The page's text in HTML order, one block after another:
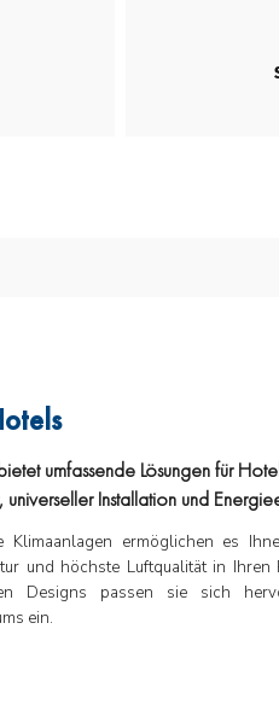
umfassende Lösungen für
universeller Installation und
Klimaanlagen ermöglichen es
und höchste Luftqualität in
Designs passen sie sich
ein.